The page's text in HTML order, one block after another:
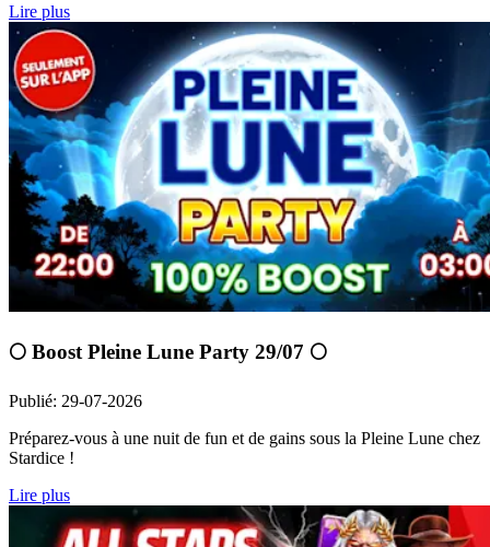
Lire plus
🌕 Boost Pleine Lune Party 29/07 🌕
Publié: 29-07-2026
Préparez-vous à une nuit de fun et de gains sous la Pleine Lune chez
Stardice !
Lire plus